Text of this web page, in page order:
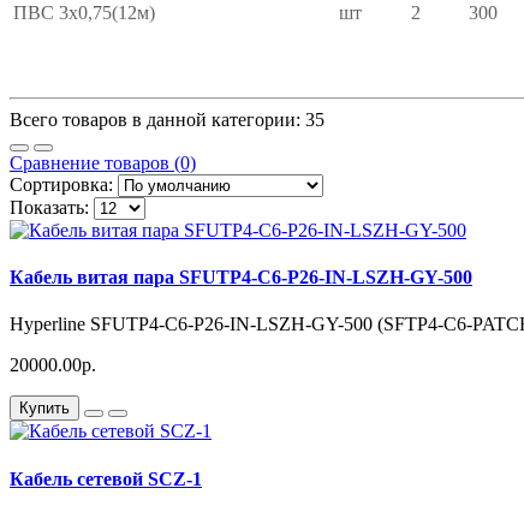
ПВС 3х0,75(12м)
шт 2 300
Всего товаров в данной категории: 35
Сравнение товаров (0)
Сортировка:
Показать:
Кабель витая пара SFUTP4-C6-P26-IN-LSZH-GY-500
Hyperline SFUTP4-C6-P26-IN-LSZH-GY-500 (SFTP4-C6-
20000.00р.
Купить
Кабель сетевой SCZ-1